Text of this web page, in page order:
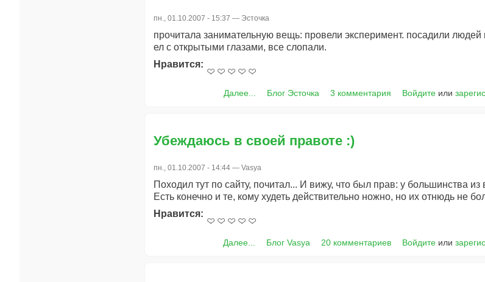
пн., 01.10.2007 - 15:37 — Эсточка
прочитала занимательную вещь: провели эксперимент. посадили людей
ел с открытыми глазами, все слопали.
Нравится:
Далее... Блог Эсточка 3 комментария Войдите или
Убеждаюсь в своей правоте :)
пн., 01.10.2007 - 14:44 — Vasya
Походил тут по сайту, почитал... И вижу, что был прав: у большинства
Есть конечно и те, кому худеть действительно ножно, но их отнюдь не
Нравится:
Далее... Блог Vasya 20 комментариев Войдите или